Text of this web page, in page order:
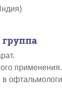
применения.